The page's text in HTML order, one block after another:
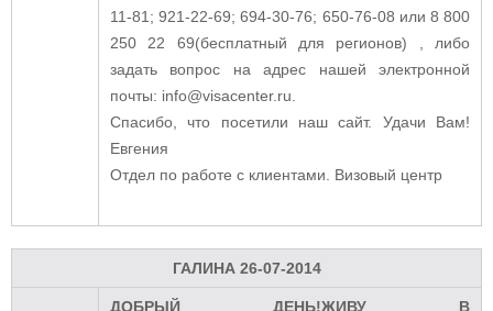
11-81; 921-22-69; 694-30-76; 650-76-08 или 8 800
250 22 69(бесплатный для регионов) , либо
задать вопрос на адрес нашей электронной
почты: info@visacenter.ru.
Спасибо, что посетили наш сайт. Удачи Вам!
Евгения
Отдел по работе с клиентами. Визовый центр
ГАЛИНА 26-07-2014
ДОБРЫЙ ДЕНЬ!ЖИВУ В